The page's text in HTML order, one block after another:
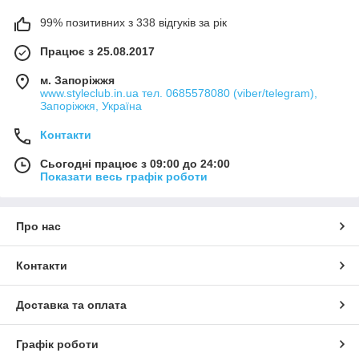
99% позитивних з 338 відгуків за рік
Працює з 25.08.2017
м. Запоріжжя
www.styleclub.in.ua тел. 0685578080 (viber/telegram),
Запоріжжя, Україна
Контакти
Сьогодні працює з 09:00 до 24:00
Показати весь графік роботи
Про нас
Контакти
Доставка та оплата
Графік роботи